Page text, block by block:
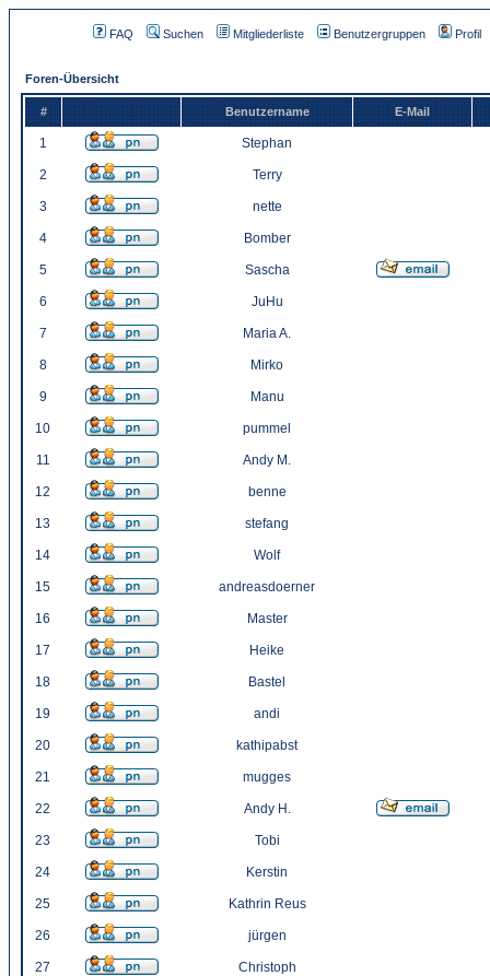
FAQ Suchen Mitgliederliste Benutzergruppen Profil
Foren-Übersicht
# Benutzername E-Mail
1 Stephan
2 Terry
3 nette
4 Bomber
5 Sascha
6 JuHu
7 Maria A.
8 Mirko
9 Manu
10 pummel
11 Andy M.
12 benne
13 stefang
14 Wolf
15 andreasdoerner
16 Master
17 Heike
18 Bastel
19 andi
20 kathipabst
21 mugges
22 Andy H.
23 Tobi
24 Kerstin
25 Kathrin Reus
26 jürgen
27 Christoph